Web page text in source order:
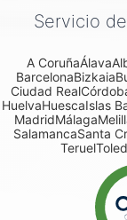
Servicio
A CoruñaÁlava
BarcelonaBizkaia
Ciudad Real
HuelvaHuescaIslas
MadridMálaga
SalamancaSanta
Teruel